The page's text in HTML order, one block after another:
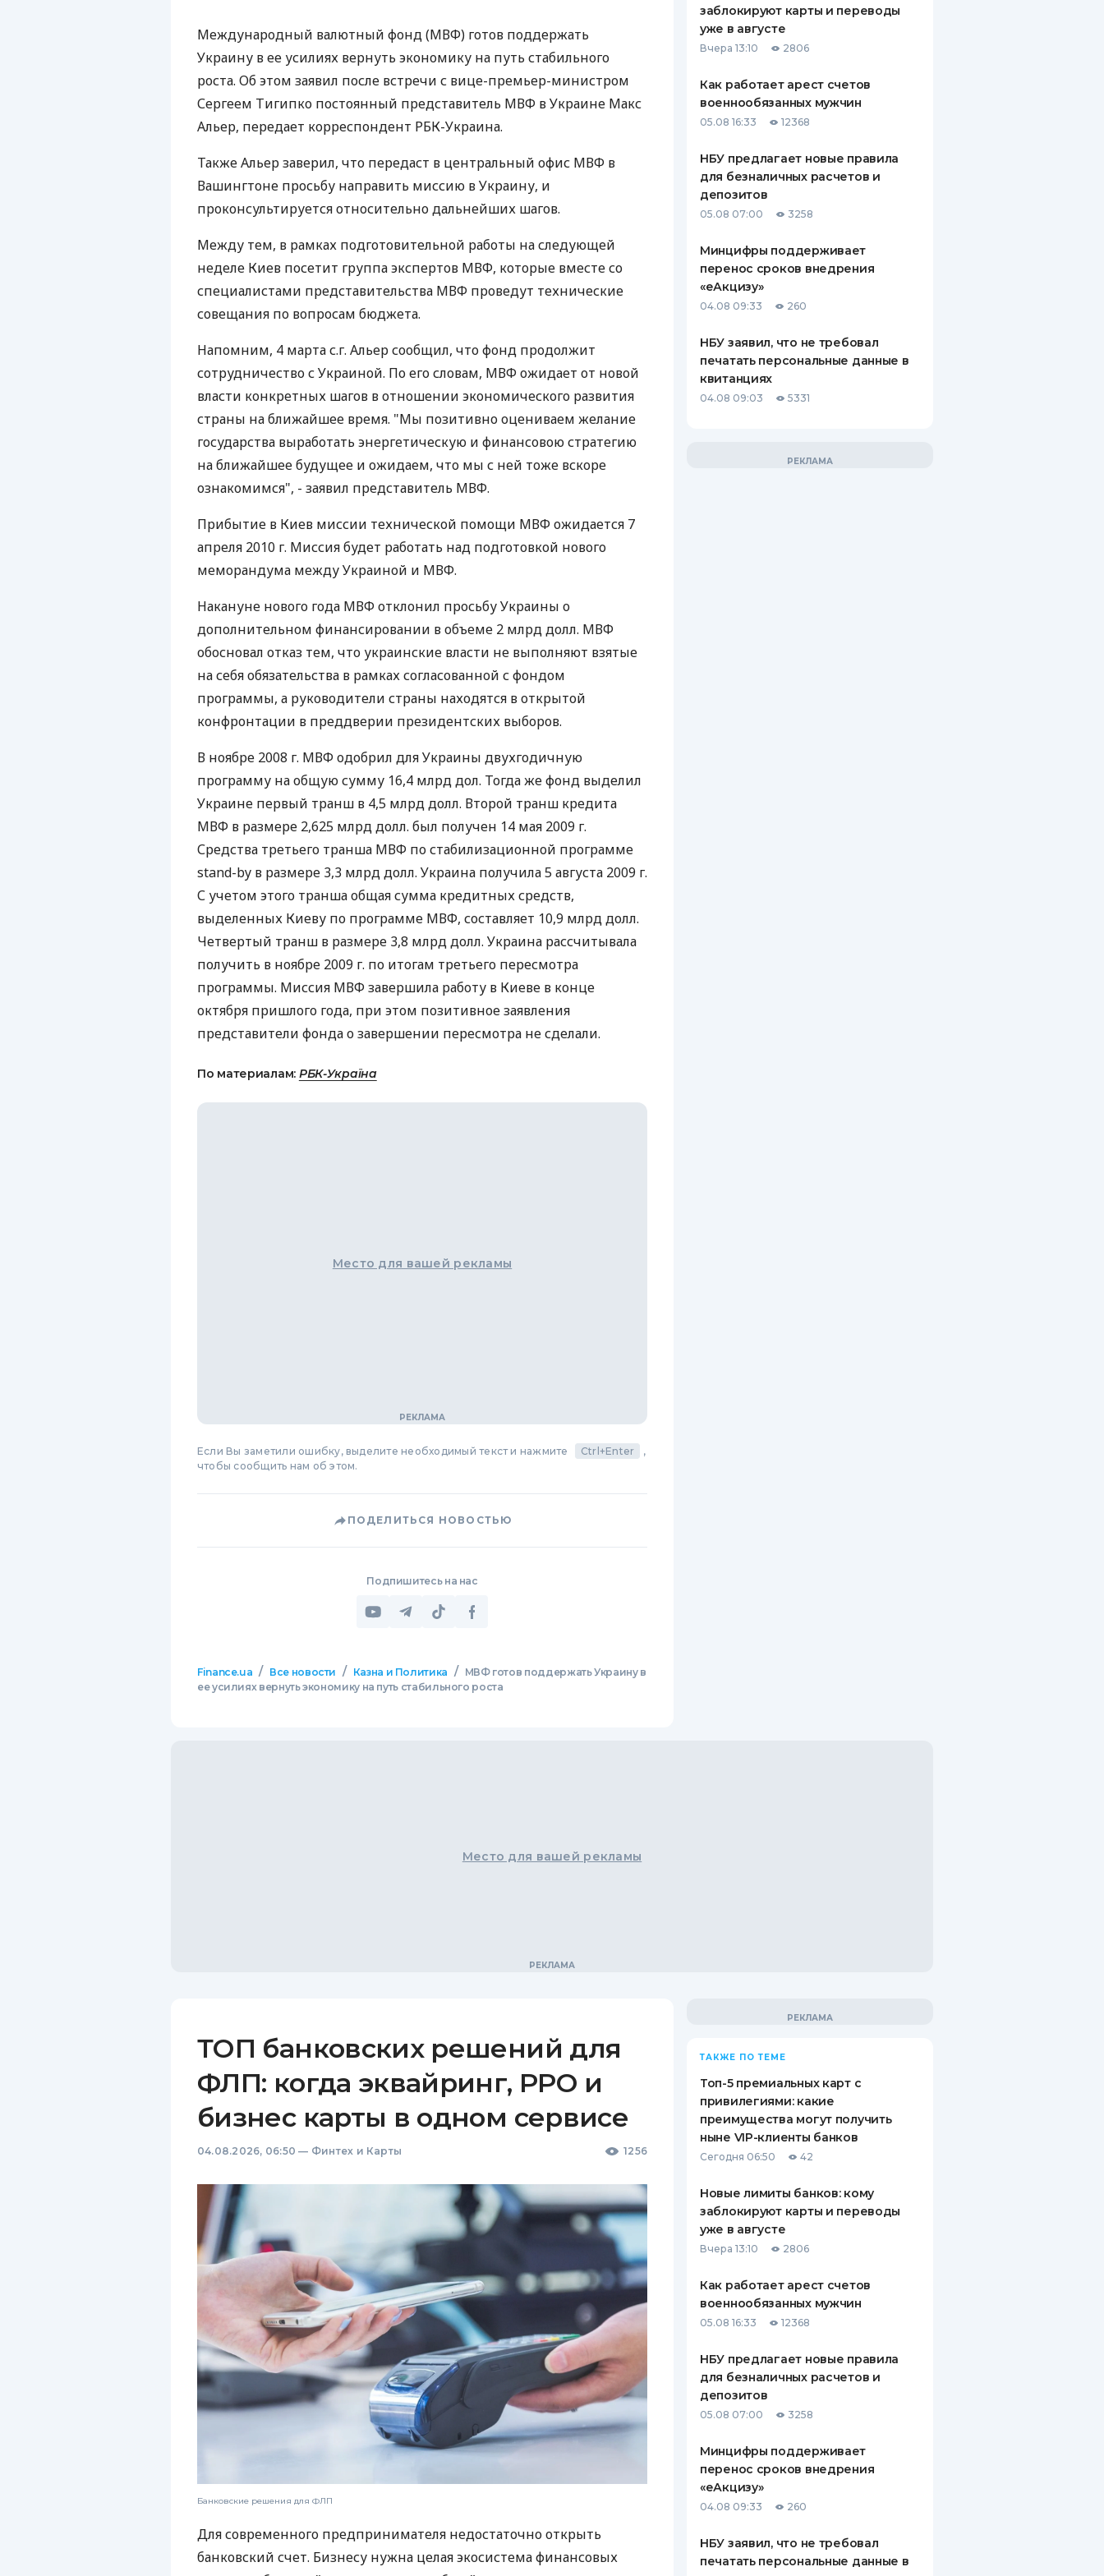
КЕШБЭКА
БАНКОВСКИМ КАРТАМ
ПУТЕВОДИТЕЛИ ПО
СТРАХОВЫЕ КОМПАНИИ
КОМПАНИЯХ
Международный валютный фонд (МВФ) готов поддержать
Украину в ее усилиях вернуть экономику на путь стабильного
роста. Об этом заявил после встречи с вице-премьер-министром
Сергеем Тигипко постоянный представитель МВФ в Украине Макс
Альер, передает корреспондент РБК-Украина.
Также Альер заверил, что передаст в центральный офис МВФ в
Вашингтоне просьбу направить миссию в Украину, и
проконсультируется относительно дальнейших шагов.
Между тем, в рамках подготовительной работы на следующей
неделе Киев посетит группа экспертов МВФ, которые вместе со
специалистами представительства МВФ проведут технические
совещания по вопросам бюджета.
Напомним, 4 марта с.г. Альер сообщил, что фонд продолжит
сотрудничество с Украиной. По его словам, МВФ ожидает от новой
власти конкретных шагов в отношении экономического развития
страны на ближайшее время. "Мы позитивно оцениваем желание
государства выработать энергетическую и финансовою стратегию
на ближайшее будущее и ожидаем, что мы с ней тоже вскоре
ознакомимся", - заявил представитель МВФ.
Прибытие в Киев миссии технической помощи МВФ ожидается 7
апреля 2010 г. Миссия будет работать над подготовкой нового
меморандума между Украиной и МВФ.
Накануне нового года МВФ отклонил просьбу Украины о
дополнительном финансировании в объеме 2 млрд долл. МВФ
обосновал отказ тем, что украинские власти не выполняют взятые
на себя обязательства в рамках согласованной с фондом
программы, а руководители страны находятся в открытой
конфронтации в преддверии президентских выборов.
В ноябре 2008 г. МВФ одобрил для Украины двухгодичную
программу на общую сумму 16,4 млрд дол. Тогда же фонд выделил
Украине первый транш в 4,5 млрд долл. Второй транш кредита
МВФ в размере 2,625 млрд долл. был получен 14 мая 2009 г.
Средства третьего транша МВФ по стабилизационной программе
stand-by в размере 3,3 млрд долл. Украина получила 5 августа 2009 г.
С учетом этого транша общая сумма кредитных средств,
выделенных Киеву по программе МВФ, составляет 10,9 млрд долл.
Четвертый транш в размере 3,8 млрд долл. Украина рассчитывала
получить в ноябре 2009 г. по итогам третьего пересмотра
программы. Миссия МВФ завершила работу в Киеве в конце
октября пришлого года, при этом позитивное заявления
представители фонда о завершении пересмотра не сделали.
По материалам: РБК-Україна
Место для вашей рекламы
Если Вы заметили ошибку, выделите необходимый текст и нажмите Ctrl+Enter
,
чтобы сообщить нам об этом.
ПОДЕЛИТЬСЯ НОВОСТЬЮ
Подпишитесь на нас
Finance.ua / Все новости / Казна и Политика /
МВФ готов поддержать Украину в
ее усилиях вернуть экономику на путь стабильного роста
заблокируют карты и переводы
уже в августе
Вчера 13:10 2806
Как работает арест счетов
военнообязанных мужчин
05.08 16:33 12368
НБУ предлагает новые правила
для безналичных расчетов и
депозитов
05.08 07:00 3258
Минцифры поддерживает
перенос сроков внедрения
«еАкцизу»
04.08 09:33 260
НБУ заявил, что не требовал
печатать персональные данные в
квитанциях
04.08 09:03 5331
Место для вашей рекламы
ТОП банковских решений для
ФЛП: когда эквайринг, РРО и
бизнес карты в одном сервисе
04.08.2026, 06:50 — Финтех и Карты 1256
Банковские решения для ФЛП
Для современного предпринимателя недостаточно открыть
банковский счет. Бизнесу нужна целая экосистема финансовых
ТАКЖЕ ПО ТЕМЕ
Топ-5 премиальных карт с
привилегиями: какие
преимущества могут получить
ныне VIP-клиенты банков
Сегодня 06:50 42
Новые лимиты банков: кому
заблокируют карты и переводы
уже в августе
Вчера 13:10 2806
Как работает арест счетов
военнообязанных мужчин
05.08 16:33 12368
НБУ предлагает новые правила
для безналичных расчетов и
депозитов
05.08 07:00 3258
Минцифры поддерживает
перенос сроков внедрения
«еАкцизу»
04.08 09:33 260
НБУ заявил, что не требовал
печатать персональные данные в